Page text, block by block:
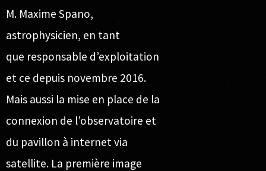
M. Maxime Spano,
astrophysicien, en tant
que responsable d’exploitation
et ce depuis novembre 2016.
Mais aussi la mise en place de la
connexion de l’observatoire et
du pavillon à internet via
satellite. La première image